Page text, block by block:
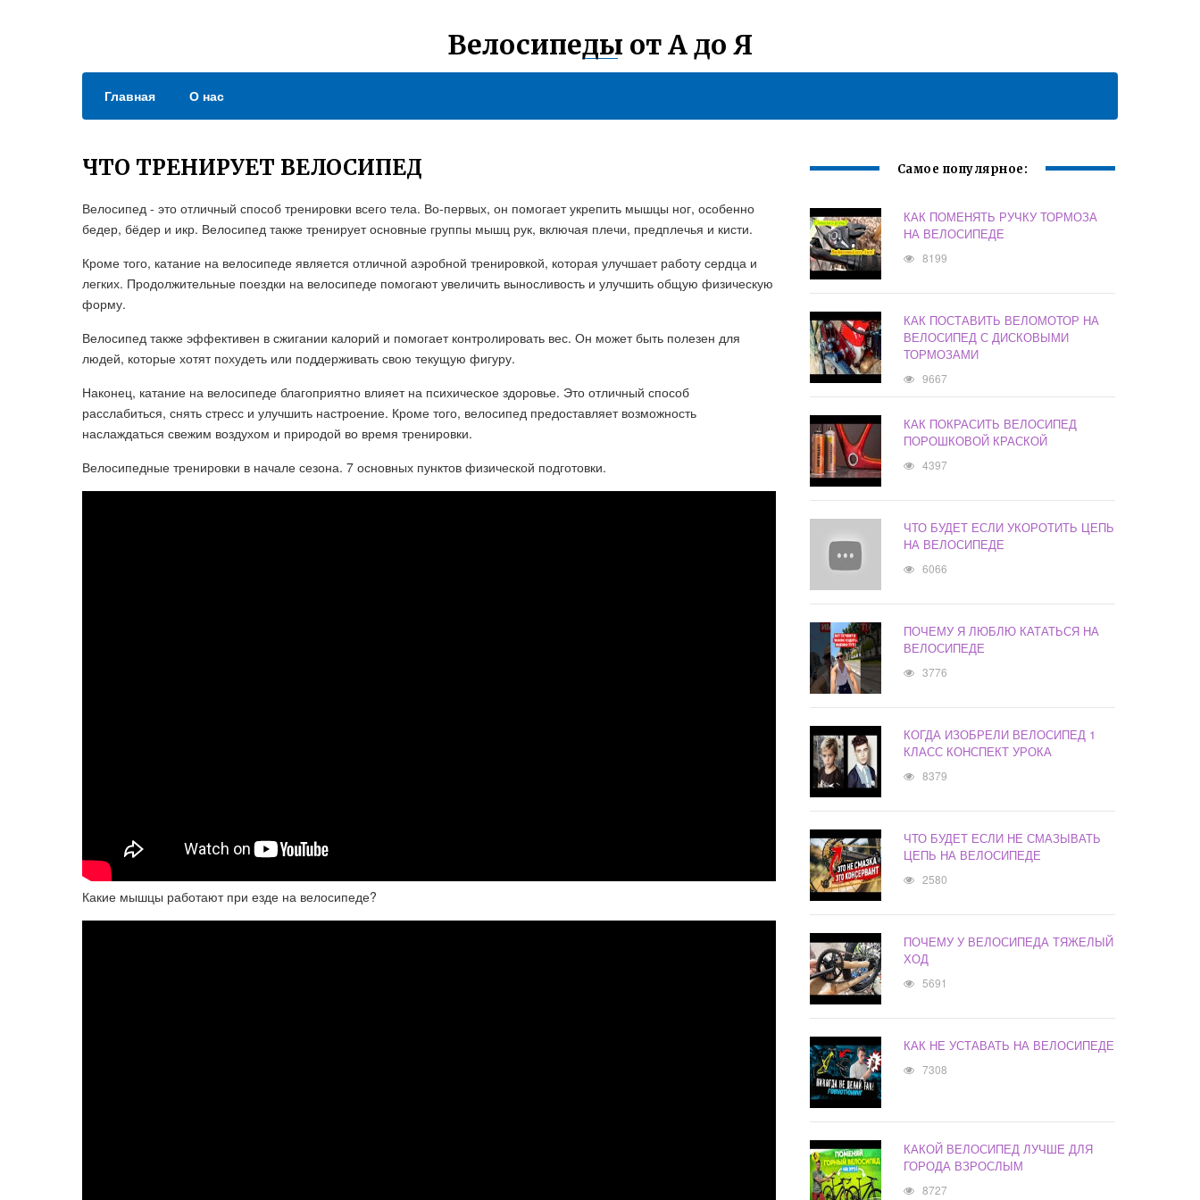
Велосипеды от А до Я
Главная О нас
ЧТО ТРЕНИРУЕТ ВЕЛОСИПЕД
Велосипед - это отличный способ тренировки всего тела. Во-первых, он помогает укрепить мышцы ног, особенно
бедер, бёдер и икр. Велосипед также тренирует основные группы мышц рук, включая плечи, предплечья и кисти.
Кроме того, катание на велосипеде является отличной аэробной тренировкой, которая улучшает работу сердца и
легких. Продолжительные поездки на велосипеде помогают увеличить выносливость и улучшить общую физическую
форму.
Велосипед также эффективен в сжигании калорий и помогает контролировать вес. Он может быть полезен для
людей, которые хотят похудеть или поддерживать свою текущую фигуру.
Наконец, катание на велосипеде благоприятно влияет на психическое здоровье. Это отличный способ
расслабиться, снять стресс и улучшить настроение. Кроме того, велосипед предоставляет возможность
наслаждаться свежим воздухом и природой во время тренировки.
Велосипедные тренировки в начале сезона. 7 основных пунктов физической подготовки.
Какие мышцы работают при езде на велосипеде?
Самое популярное:
КАК ПОМЕНЯТЬ РУЧКУ ТОРМОЗА
НА ВЕЛОСИПЕДЕ
8199
КАК ПОСТАВИТЬ ВЕЛОМОТОР НА
ВЕЛОСИПЕД С ДИСКОВЫМИ
ТОРМОЗАМИ
9667
КАК ПОКРАСИТЬ ВЕЛОСИПЕД
ПОРОШКОВОЙ КРАСКОЙ
4397
ЧТО БУДЕТ ЕСЛИ УКОРОТИТЬ ЦЕПЬ
НА ВЕЛОСИПЕДЕ
6066
ПОЧЕМУ Я ЛЮБЛЮ КАТАТЬСЯ НА
ВЕЛОСИПЕДЕ
3776
КОГДА ИЗОБРЕЛИ ВЕЛОСИПЕД 1
КЛАСС КОНСПЕКТ УРОКА
8379
ЧТО БУДЕТ ЕСЛИ НЕ СМАЗЫВАТЬ
ЦЕПЬ НА ВЕЛОСИПЕДЕ
2580
ПОЧЕМУ У ВЕЛОСИПЕДА ТЯЖЕЛЫЙ
ХОД
5691
КАК НЕ УСТАВАТЬ НА ВЕЛОСИПЕДЕ
7308
КАКОЙ ВЕЛОСИПЕД ЛУЧШЕ ДЛЯ
ГОРОДА ВЗРОСЛЫМ
8727